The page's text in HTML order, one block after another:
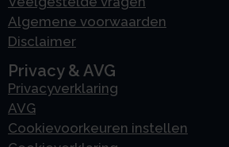
Algemene voorwaarden
Disclaimer
Privacy & AVG
Privacyverklaring
AVG
Cookievoorkeuren instellen